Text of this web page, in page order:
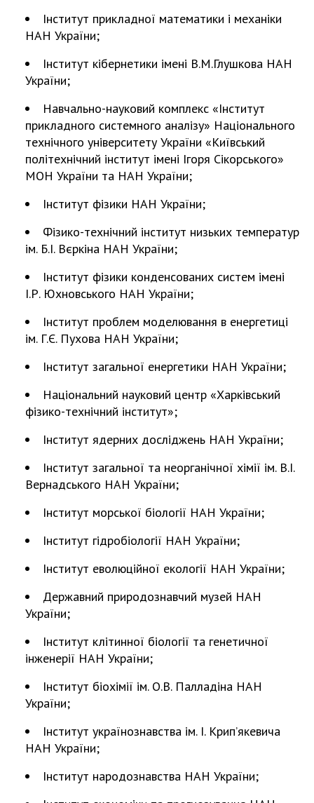
ПРОФСПІЛКА НАН УКРАЇНИ
КАБІНЕТ
Інститут прикладної математики і механіки
НАН України;
Інститут кібернетики імені В.М.Глушкова НАН
України;
Навчально-науковий комплекс «Інститут
прикладного системного аналізу» Національного
технічного університету України «Київський
політехнічний інститут імені Ігоря Сікорського»
МОН України та НАН України;
Інститут фізики НАН України;
Фізико-технічний інститут низьких температур
ім. Б.І. Вєркіна НАН України;
Інститут фізики конденсованих систем імені
І.Р. Юхновського НАН України;
Інститут проблем моделювання в енергетиці
ім. Г.Є. Пухова НАН України;
Інститут загальної енергетики НАН України;
Національний науковий центр «Харківський
фізико-технічний інститут»;
Інститут ядерних досліджень НАН України;
Інститут загальної та неорганічної хімії ім. В.І.
Вернадського НАН України;
Інститут морської біології НАН України;
Інститут гідробіології НАН України;
Інститут еволюційної екології НАН України;
Державний природознавчий музей НАН
України;
Інститут клітинної біології та генетичної
інженерії НАН України;
Інститут біохімії ім. О.В. Палладіна НАН
України;
Інститут українознавства ім. І. Крип’якевича
НАН України;
Інститут народознавства НАН України;